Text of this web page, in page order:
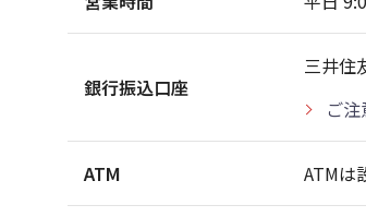
銀行振込口座
三井
ご
ATM ATMは